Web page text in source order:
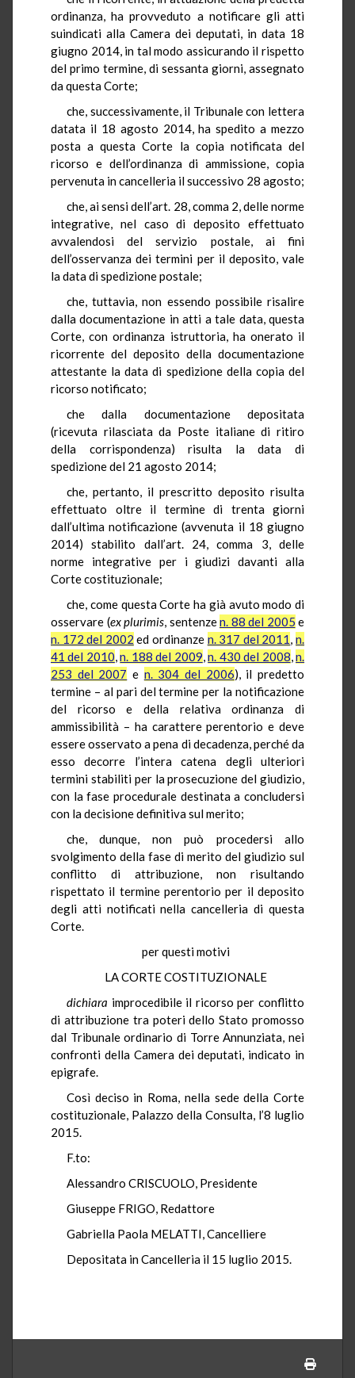
ordinanza, ha provveduto a notificare gli atti
suindicati alla Camera dei deputati, in data 18
giugno 2014, in tal modo assicurando il rispetto
del primo termine, di sessanta giorni, assegnato
da questa Corte;
che, successivamente, il Tribunale con lettera
datata il 18 agosto 2014, ha spedito a mezzo
posta a questa Corte la copia notificata del
ricorso e dell’ordinanza di ammissione, copia
pervenuta in cancelleria il successivo 28 agosto;
che, ai sensi dell’art. 28, comma 2, delle norme
integrative, nel caso di deposito effettuato
avvalendosi del servizio postale, ai fini
dell’osservanza dei termini per il deposito, vale
la data di spedizione postale;
che, tuttavia, non essendo possibile risalire
dalla documentazione in atti a tale data, questa
Corte, con ordinanza istruttoria, ha onerato il
ricorrente del deposito della documentazione
attestante la data di spedizione della copia del
ricorso notificato;
che dalla documentazione depositata
(ricevuta rilasciata da Poste italiane di ritiro
della corrispondenza) risulta la data di
spedizione del 21 agosto 2014;
che, pertanto, il prescritto deposito risulta
effettuato oltre il termine di trenta giorni
dall’ultima notificazione (avvenuta il 18 giugno
2014) stabilito dall’art. 24, comma 3, delle
norme integrative per i giudizi davanti alla
Corte costituzionale;
che, come questa Corte ha già avuto modo di
osservare (ex plurimis, sentenzen. 88 del 2005 e
n. 172 del 2002 ed ordinanze n. 317 del 2011,n.
41 del 2010,n. 188 del 2009,n. 430 del 2008,n.
253 del 2007 e n. 304 del 2006), il predetto
termine – al pari del termine per la notificazione
del ricorso e della relativa ordinanza di
ammissibilità – ha carattere perentorio e deve
essere osservato a pena di decadenza, perché da
esso decorre l’intera catena degli ulteriori
termini stabiliti per la prosecuzione del giudizio,
con la fase procedurale destinata a concludersi
con la decisione definitiva sul merito;
che, dunque, non può procedersi allo
svolgimento della fase di merito del giudizio sul
conflitto di attribuzione, non risultando
rispettato il termine perentorio per il deposito
degli atti notificati nella cancelleria di questa
Corte.
per questi motivi
LA CORTE COSTITUZIONALE
dichiara improcedibile il ricorso per conflitto
di attribuzione tra poteri dello Stato promosso
dal Tribunale ordinario di Torre Annunziata, nei
confronti della Camera dei deputati, indicato in
epigrafe.
Così deciso in Roma, nella sede della Corte
costituzionale, Palazzo della Consulta, l’8 luglio
2015.
F.to:
Alessandro CRISCUOLO, Presidente
Giuseppe FRIGO, Redattore
Gabriella Paola MELATTI, Cancelliere
Depositata in Cancelleria il 15 luglio 2015.